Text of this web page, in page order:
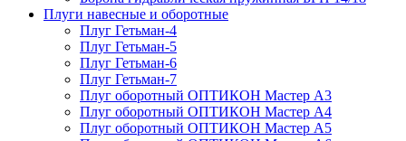
Плуги навесные и оборотные
Плуг Гетьман-4
Плуг Гетьман-5
Плуг Гетьман-6
Плуг Гетьман-7
Плуг оборотный ОПТИКОН Мастер А3
Плуг оборотный ОПТИКОН Мастер А4
Плуг оборотный ОПТИКОН Мастер А5